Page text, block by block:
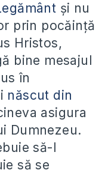
și nu
prin pocăință
Hristos,
bine mesajul
în
născut din
asigura
Dumnezeu.
să-l
să se